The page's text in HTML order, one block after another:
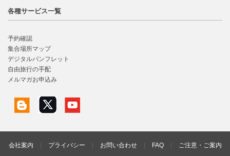
各種サービス一覧
予約確認
集合場所マップ
デジタルパンフレット
自由旅行の手配
メルマガお申込み
会社案内 プライバシー お問い合わせ FAQ ご注意・ご案内